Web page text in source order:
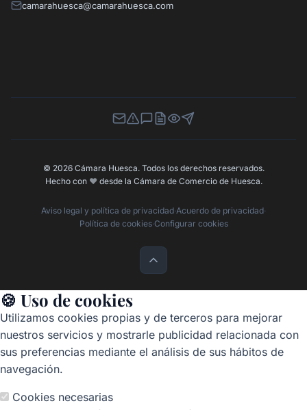
camarahuesca@camarahuesca.com
Newsletter
Canal de Denuncias
Buzón de Sugerencias
Perfil Contratante
Ley de Transparencia
Contacta con nosotros
© 2026 Cámara Huesca. Todos los derechos reservados.
Hecho con ❤️desde la Cámara de Comercio de Huesca.
Aviso legal y política de privacidad·Acuerdo de privacidad·
Política de cookies·Configurar cookies
🍪 Uso de cookies
Utilizamos cookies propias y de terceros para mejorar
nuestros servicios y mostrarle publicidad relacionada con
sus preferencias mediante el análisis de sus hábitos de
navegación.
Cookies necesarias